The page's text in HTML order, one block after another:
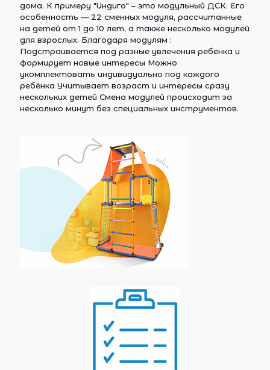
дома. К примеру "Индиго" – это модульный ДСК. Его
особенность — 22 сменных модуля, рассчитанные
на детей от 1 до 10 лет, а также несколько модулей
для взрослых. Благодаря модулям :
Подстраивается под разные увлечения ребёнка и
формирует новые интересы Можно
укомплектовать индивидуально под каждого
ребёнка Учитывает возраст и интересы сразу
нескольких детей Смена модулей происходит за
несколько минут без специальных инструментов.